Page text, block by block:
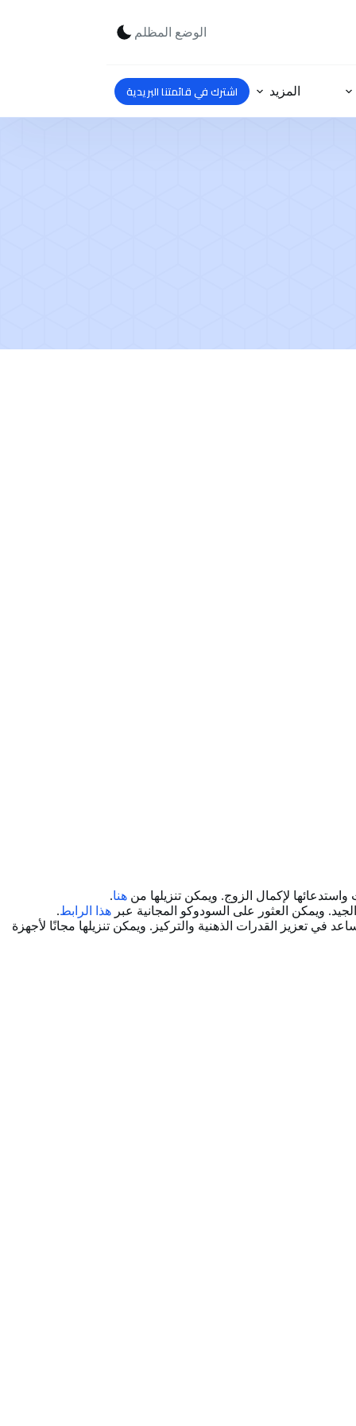
الوضع المظلم
المزيد اشترك في قائمتنا البريدية
لإكمال الزوج. ويمكن تنزيلها من هنا.
ويمكن العثور على السودوكو المجانية عبر هذا الرابط.
في تعزيز القدرات الذهنية والتركيز. ويمكن تنزيلها مجانًا لأجهزة